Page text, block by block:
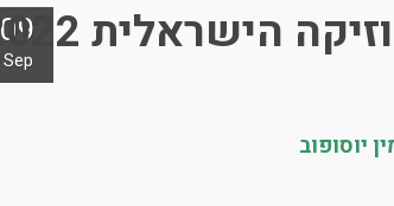
09
Sep הישראלית 2022
יוסופוב